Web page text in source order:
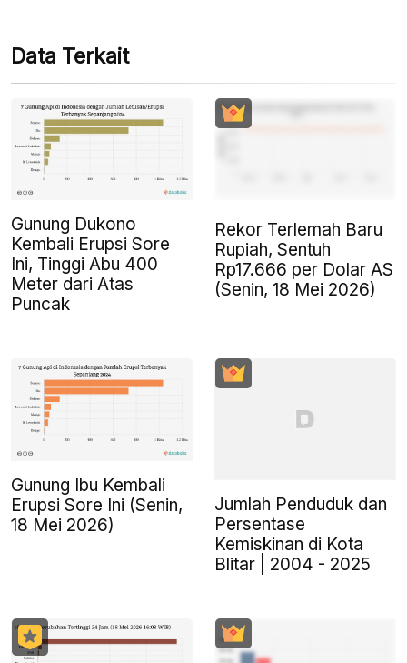
Data Terkait
Gunung Dukono
Kembali Erupsi Sore
Ini, Tinggi Abu 400
Meter dari Atas
Puncak
Rekor Terlemah Baru
Rupiah, Sentuh
Rp17.666 per Dolar AS
(Senin, 18 Mei 2026)
Gunung Ibu Kembali
Erupsi Sore Ini (Senin,
18 Mei 2026)
Jumlah Penduduk dan
Persentase
Kemiskinan di Kota
Blitar | 2004 - 2025